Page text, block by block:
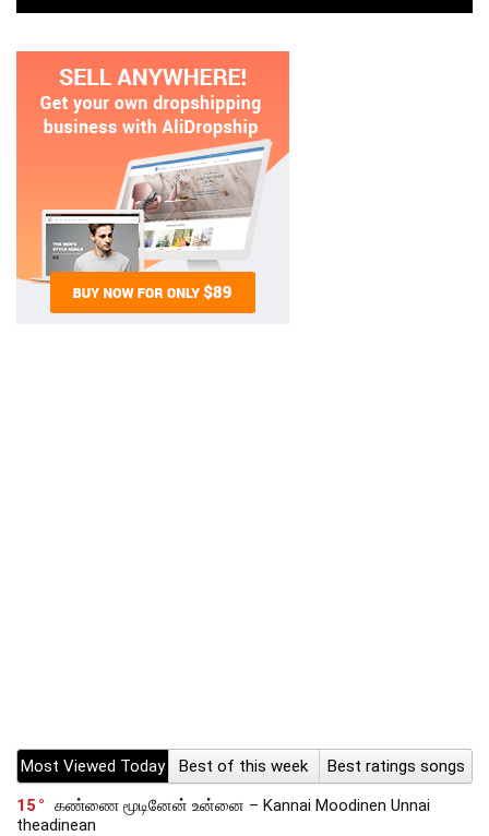
Most Viewed Today Best of this week
Best ratings songs
15
கண்ணை மூடினேன் உன்னை – Kannai Moodinen Unnai
theadinean